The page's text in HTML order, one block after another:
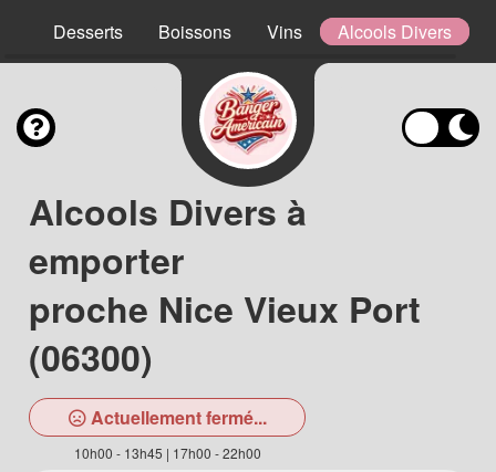
Desserts Boissons Vins Alcools Divers
Alcools Divers à
emporter
proche Nice Vieux Port
(06300)
Actuellement fermé...
10h00 - 13h45 | 17h00 - 22h00